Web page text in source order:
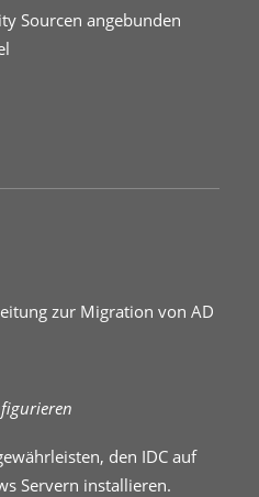
Sourcen angebunden
zur Migration von AD
den IDC auf
Servern installieren.